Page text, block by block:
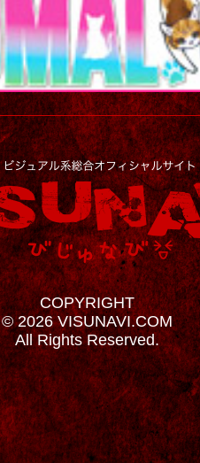
COPYRIGHT
© 2026 VISUNAVI.COM
All Rights Reserved.